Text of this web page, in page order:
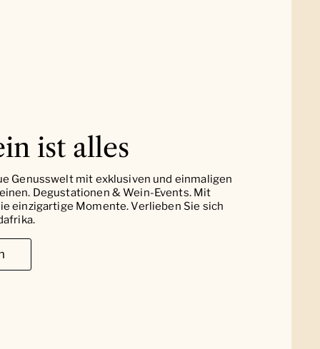
ist alles
Genusswelt mit exklusiven und einmaligen
Degustationen & Wein-Events. Mit
einzigartige Momente. Verlieben Sie sich